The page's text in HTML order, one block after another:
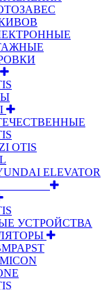
OTIS
ELEVATOR
УСТРОЙСТВА